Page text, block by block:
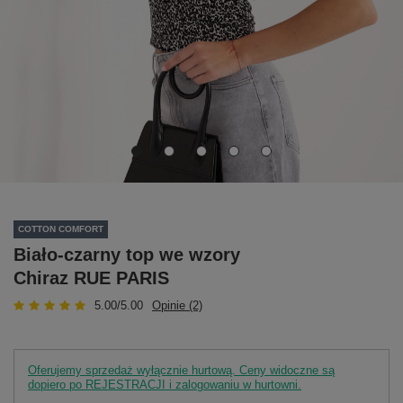
COTTON COMFORT
Biało-czarny top we wzory
Chiraz RUE PARIS
5.00/5.00 Opinie (2)
Oferujemy sprzedaż wyłącznie hurtową. Ceny widoczne są
dopiero po REJESTRACJI i zalogowaniu w hurtowni.